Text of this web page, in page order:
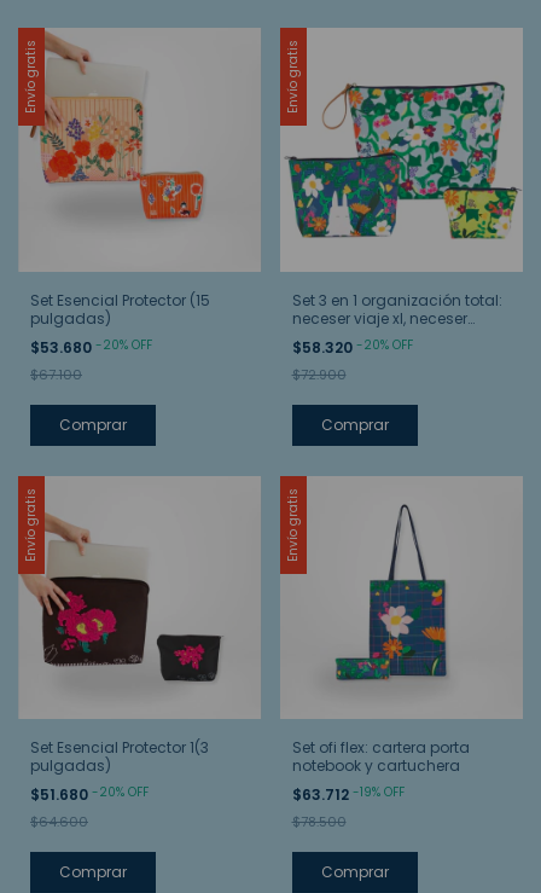
Envío gratis
Set Esencial Protector (15
pulgadas)
$53.680 -20% OFF
$67.100
Comprar
Envío gratis
Set 3 en 1 organización total:
neceser viaje xl, neceser
mediano y monedero
$58.320 -20% OFF
$72.900
Comprar
Envío gratis
Set Esencial Protector 1(3
pulgadas)
$51.680 -20% OFF
$64.600
Comprar
Envío gratis
Set ofi flex: cartera porta
notebook y cartuchera
$63.712 -19% OFF
$78.500
Comprar